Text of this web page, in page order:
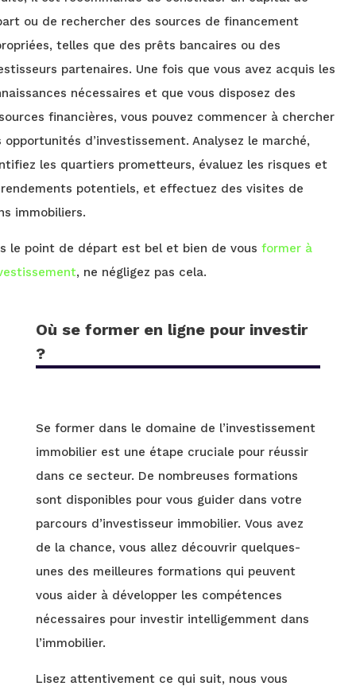
ou de rechercher des sources de financement
telles que des prêts bancaires ou des
partenaires. Une fois que vous avez acquis les
nécessaires et que vous disposez des
financières, vous pouvez commencer à chercher
opportunités d’investissement. Analysez le marché,
les quartiers prometteurs, évaluez les risques et
potentiels, et effectuez des visites de
immobiliers.
le point de départ est bel et bien de vous former à
, ne négligez pas cela.
Où se former en ligne pour investir
?
Se former dans le domaine de l’investissement
immobilier est une étape cruciale pour réussir
dans ce secteur. De nombreuses formations
sont disponibles pour vous guider dans votre
parcours d’investisseur immobilier. Vous avez
de la chance, vous allez découvrir quelques-
unes des meilleures formations qui peuvent
vous aider à développer les compétences
nécessaires pour investir intelligemment dans
l’immobilier.
Lisez attentivement ce qui suit, nous vous